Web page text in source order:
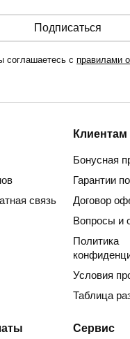
Подписаться
соглашаетесь с правилами
связь
Клиентам
Бонусная
Гарантии
Договор
Вопросы и
Политика
Условия
Таблица
Сервис